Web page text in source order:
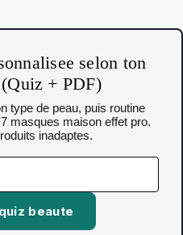
selon ton
+ PDF)
type de peau, puis routine
masques maison effet pro.
inadaptes.
beaute